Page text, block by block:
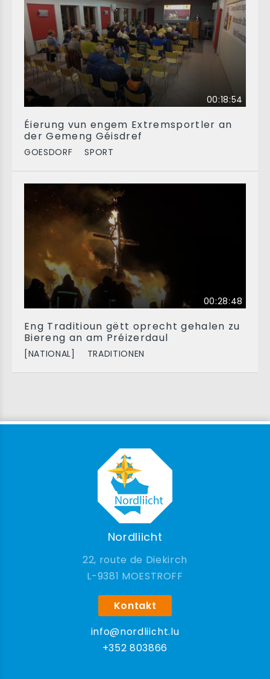
00:18:54
Éierung vun engem Extremsportler an
der Gemeng Géisdref
GOESDORF SPORT
00:28:48
Eng Traditioun gëtt oprecht gehalen zu
Biereng an am Préizerdaul
[NATIONAL] TRADITIONEN
Nordliicht
22, route de Diekirch
9381 MOESTROFF
Kontakt
info@nordliicht.lu
+352 803866